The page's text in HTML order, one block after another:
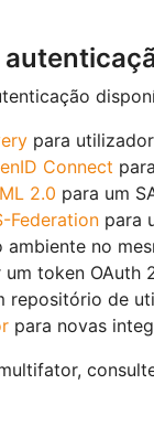
para
Connect
2.0 para um
Federation para
ambiente no
token OAuth
repositório de
para novas